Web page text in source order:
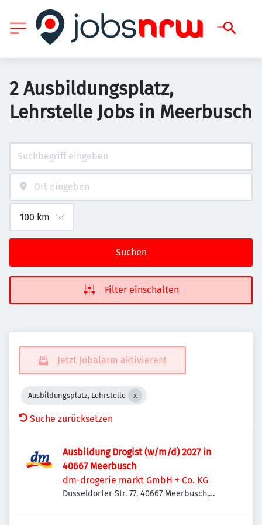
2 Ausbildungsplatz,
Lehrstelle Jobs in Meerbusch
Suchen
Filter einschalten
Jetzt Jobalarm aktivieren!
Ausbildungsplatz, Lehrstelle
Suche zurücksetzen
Ausbildung Drogist (w/m/d) 2027 in
40667 Meerbusch
dm-drogerie markt GmbH + Co. KG
Düsseldorfer Str. 77, 40667 Meerbusch,